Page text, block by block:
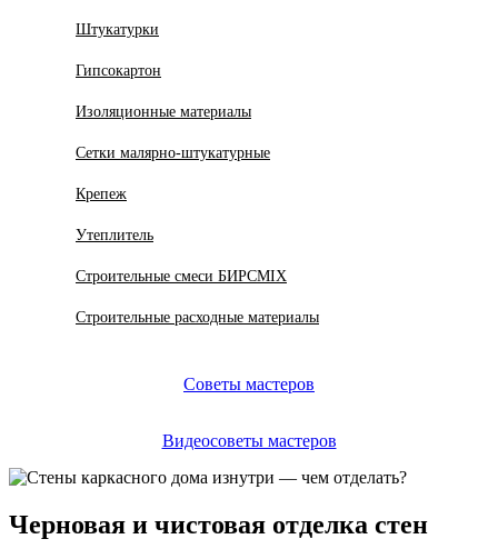
Штукатурки
Гипсокартон
Изоляционные материалы
Сетки малярно-штукатурные
Крепеж
Утеплитель
Строительные смеси БИРСMIX
Строительные расходные материалы
Советы мастеров
Видеосоветы мастеров
Черновая и чистовая отделка стен